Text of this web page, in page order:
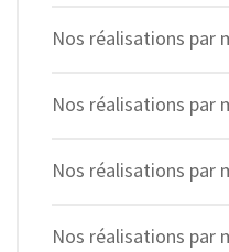
Nos réalisations par
Nos réalisations par
Nos réalisations par
Nos réalisations par